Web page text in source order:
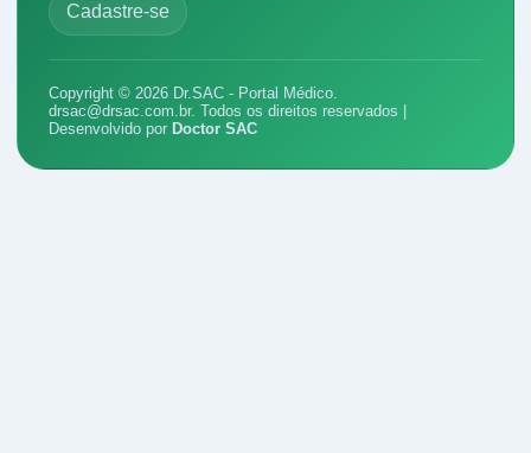
Cadastre-se
Copyright © 2026 Dr.SAC - Portal Médico.
drsac@drsac.com.br. Todos os direitos reservados |
Desenvolvido por Doctor SAC